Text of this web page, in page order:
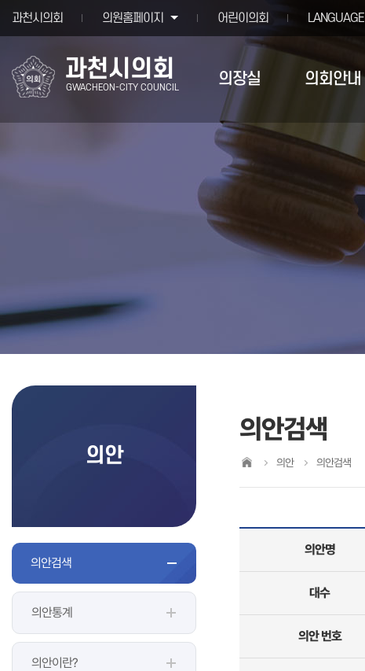
과천시의회 의원홈페이지 어린이의회 LANGUAGE
과천시의회
GWACHEON-CITY COUNCIL 의장실 의회안내
의안
의안검색
의안통계
의안이란?
의안검색
의안 의안검색
의안명
대수
의안 번호